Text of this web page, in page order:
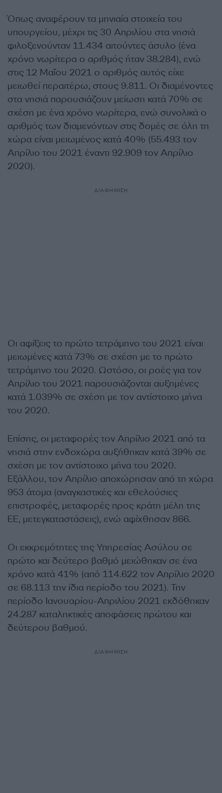
Όπως αναφέρουν τα μηνιαία στοιχεία του
υπουργείου, μέχρι τις 30 Απριλίου στα νησιά
φιλοξενούνταν 11.434 αιτούντες άσυλο (ένα
χρόνο νωρίτερα ο αριθμός ήταν 38.284), ενώ
στις 12 Μαΐου 2021 ο αριθμός αυτός είχε
μειωθεί περαιτέρω, στους 9.811. Οι διαμένοντες
στα νησιά παρουσιάζουν μείωση κατά 70% σε
σχέση με ένα χρόνο νωρίτερα, ενώ συνολικά ο
αριθμός των διαμενόντων στις δομές σε όλη τη
χώρα είναι μειωμένος κατά 40% (55.493 τον
Απρίλιο του 2021 έναντι 92.909 τον Απρίλιο
2020).
ΔΙΑΦΗΜΙΣΗ
Οι αφίξεις το πρώτο τετράμηνο του 2021 είναι
μειωμένες κατά 73% σε σχέση με το πρώτο
τετράμηνο του 2020. Ωστόσο, οι ροές για τον
Απρίλιο του 2021 παρουσιάζονται αυξημένες
κατά 1.039% σε σχέση με τον αντίστοιχο μήνα
του 2020.
Επίσης, οι μεταφορές τον Απρίλιο 2021 από τα
νησιά στην ενδοχώρα αυξήθηκαν κατά 39% σε
σχέση με τον αντίστοιχο μήνα του 2020.
Εξάλλου, τον Απρίλιο αποχώρησαν από τη χώρα
953 άτομα (αναγκαστικές και εθελούσιες
επιστροφές, μεταφορές προς κράτη μέλη της
ΕΕ, μετεγκαταστάσεις), ενώ αφίχθησαν 866.
Οι εκκρεμότητες της Υπηρεσίας Ασύλου σε
πρώτο και δεύτερο βαθμό μειώθηκαν σε ένα
χρόνο κατά 41% (από 114.622 τον Απρίλιο 2020
σε 68.113 την ίδια περίοδο του 2021). Την
περίοδο Ιανουαρίου-Απριλίου 2021 εκδόθηκαν
24.287 καταληκτικές αποφάσεις πρώτου και
δεύτερου βαθμού.
ΔΙΑΦΗΜΙΣΗ